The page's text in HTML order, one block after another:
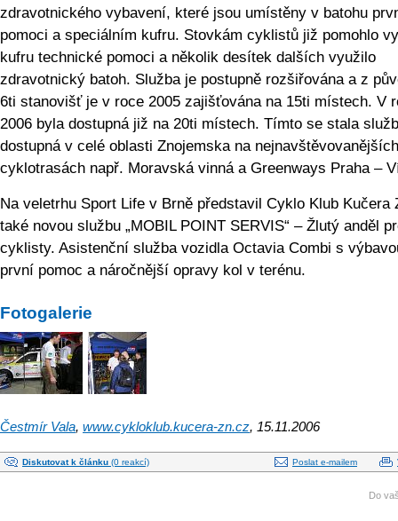
zdravotnického vybavení, které jsou umístěny v batohu
pomoci a speciálním kufru. Stovkám cyklistů již pomohlo
kufru technické pomoci a několik desítek dalších využilo
zdravotnický batoh. Služba je postupně rozšiřována a z
6ti stanovišť je v roce 2005 zajišťována na 15ti místech. V
2006 byla dostupná již na 20ti místech. Tímto se stala
dostupná v celé oblasti Znojemska na nejnavštěvova­nějších
cyklotrasách např. Moravská vinná a Greenways Praha –
Na veletrhu Sport Life v Brně představil Cyklo Klub Kučera
také novou službu „MOBIL POINT SERVIS“ – Žlutý anděl
cyklisty. Asistenční služba vozidla Octavia Combi s
první pomoc a náročnější opravy kol v terénu.
Fotogalerie
Čestmír Vala, www.cykloklub.kucera-zn.cz, 15.11.2006
Diskutovat k článku (0 reakcí) Poslat e-mailem
Do